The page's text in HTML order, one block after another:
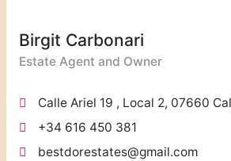
Birgit Carbonari
Estate Agent and Owner
Calle Ariel 19 , Local 2, 07660
+34 616 450 381
bestdorestates@gmail.com